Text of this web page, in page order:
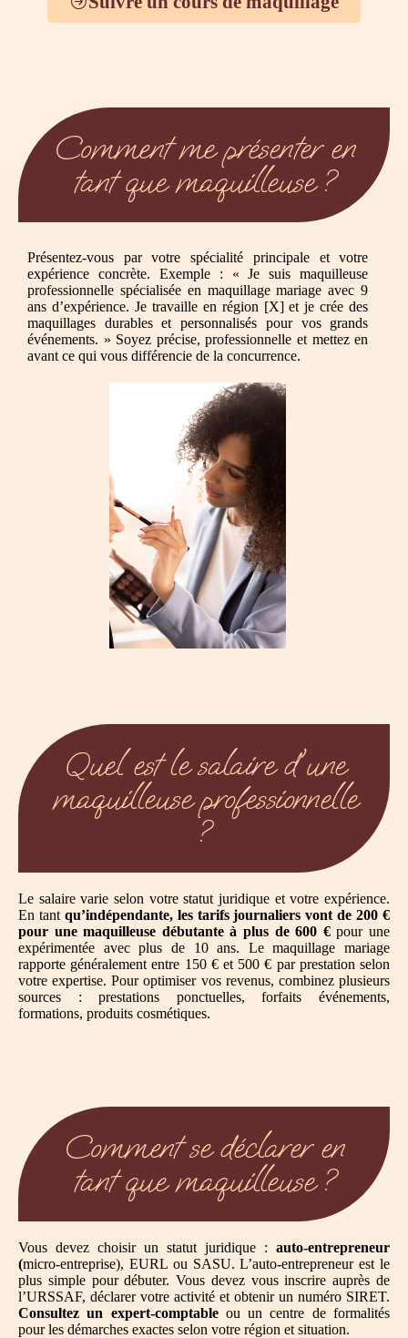
Comment me présenter en
tant que maquilleuse ?
Présentez-vous par votre spécialité principale et votre
expérience concrète. Exemple : « Je suis maquilleuse
professionnelle spécialisée en maquillage mariage avec 9
ans d’expérience. Je travaille en région [X] et je crée des
maquillages durables et personnalisés pour vos grands
événements. » Soyez précise, professionnelle et mettez en
avant ce qui vous différencie de la concurrence.
Quel est le salaire d'une
maquilleuse professionnelle
?
Le salaire varie selon votre statut juridique et votre expérience.
En tant qu’indépendante, les tarifs journaliers vont de 200 €
pour une maquilleuse débutante à plus de 600 €pour une
expérimentée avec plus de 10 ans. Le maquillage mariage
rapporte généralement entre 150 € et 500 € par prestation selon
votre expertise. Pour optimiser vos revenus, combinez plusieurs
sources : prestations ponctuelles, forfaits événements,
formations, produits cosmétiques.
Comment se déclarer en
tant que maquilleuse ?
Vous devez choisir un statut juridique : auto-entrepreneur
(micro-entreprise), EURL ou SASU. L’auto-entrepreneur est le
plus simple pour débuter. Vous devez vous inscrire auprès de
l’URSSAF, déclarer votre activité et obtenir un numéro SIRET.
Consultez un expert-comptableou un centre de formalités
pour les démarches exactes selon votre région et situation.